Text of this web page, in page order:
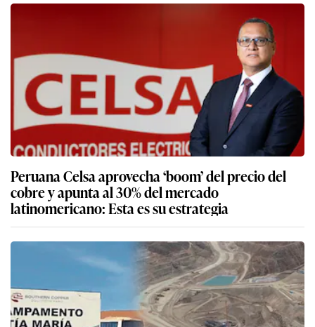
Peruana Celsa aprovecha ‘boom’ del precio del
cobre y apunta al 30% del mercado
latinomericano: Esta es su estrategia